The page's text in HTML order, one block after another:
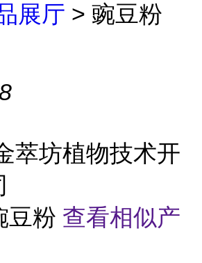
展厅 > 豌豆粉
萃坊植物技术开
豆粉 查看相似产